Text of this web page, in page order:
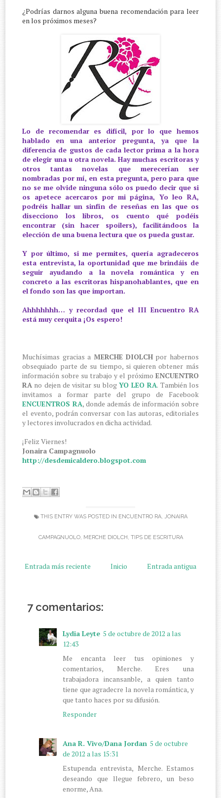
¿Podrías darnos alguna buena recomendación para leer
en los próximos meses?
Lo de recomendar es difícil, por lo que hemos
hablado en una anterior pregunta, ya que la
diferencia de gustos de cada lector prima a la hora
de elegir una u otra novela. Hay muchas escritoras y
otros tantas novelas que merecerían ser
nombradas por mí, en esta pregunta, pero para que
no se me olvide ninguna sólo os puedo decir que si
os apetece acercaros por mi página, Yo leo RA,
podréis hallar un sinfín de reseñas en las que os
disecciono los libros, os cuento qué podéis
encontrar (sin hacer spoilers), facilitándoos la
elección de una buena lectura que os pueda gustar.
Y por último, si me permites, quería agradeceros
esta entrevista, la oportunidad que me brindáis de
seguir ayudando a la novela romántica y en
concreto a las escritoras hispanohablantes, que en
el fondo son las que importan.
Ahhhhhhh… y recordad que el III Encuentro RA
está muy cerquita ¡Os espero!
Muchísimas gracias a MERCHE DIOLCHpor habernos
obsequiado parte de su tiempo, si quieren obtener más
información sobre su trabajo y el próximo ENCUENTRO
RA no dejen de visitar su blog YO LEO RA. También los
invitamos a formar parte del grupo de Facebook
ENCUENTROS RA, donde además de información sobre
el evento, podrán conversar con las autoras, editoriales
y lectores involucrados en dicha actividad.
¡Feliz Viernes!
Jonaira Campagnuolo
http://desdemicaldero.blogspot.com
THIS ENTRY WAS POSTED IN ENCUENTRO RA, JONAIRA
CAMPAGNUOLO, MERCHE DIOLCH , TIPS DE ESCRITURA
Entrada más reciente Entrada antigua
Inicio
7 comentarios:
Lydia Leyte 5 de octubre de 2012 a las
12:43
Me encanta leer tus opiniones y
comentarios, Merche. Eres una
trabajadora incansanble, a quien tanto
tiene que agradecre la novela romántica, y
que tanto haces por su difusión.
Responder
Ana R. Vivo/Dana Jordan 5 de octubre
de 2012 a las 15:31
Estupenda entrevista, Merche. Estamos
deseando que llegue febrero, un beso
enorme, Ana.